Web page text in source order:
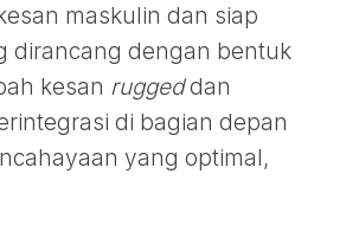
maskulin dan siap
dirancang dengan bentuk
kesan ruggeddan
di bagian depan
yang optimal,